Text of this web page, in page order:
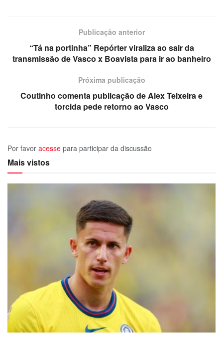
Publicação anterior
“Tá na portinha” Repórter viraliza ao sair da
transmissão de Vasco x Boavista para ir ao banheiro
Próxima publicação
Coutinho comenta publicação de Alex Teixeira e
torcida pede retorno ao Vasco
Por favor acesse para participar da discussão
Mais vistos